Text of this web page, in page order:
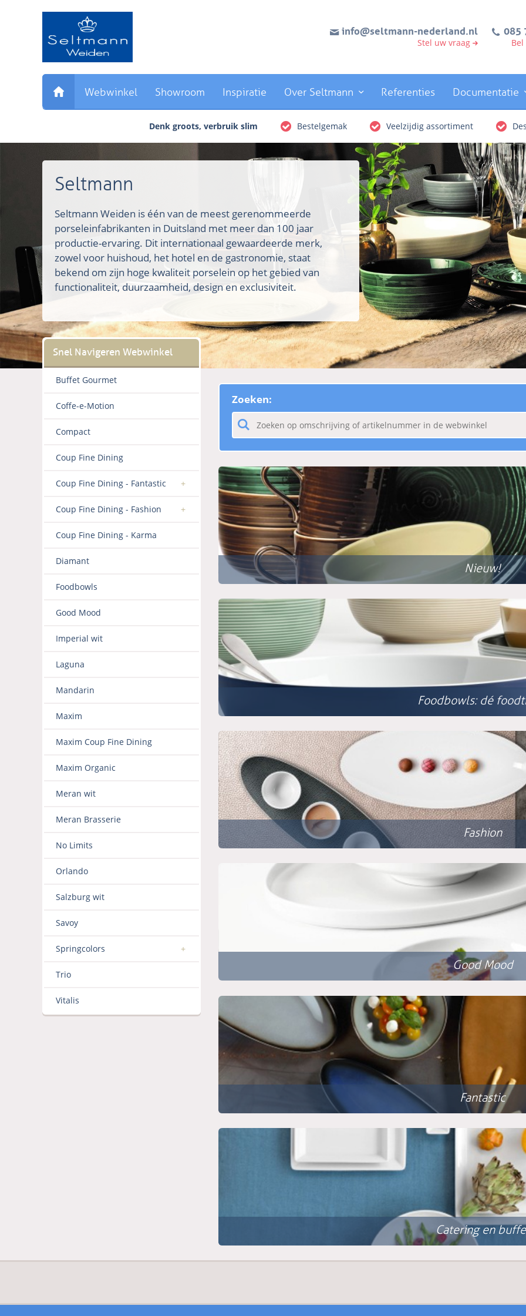
Direct
info@seltmann-nederland.nl
Stel uw vraag
085
Webwinkel Showroom Inspiratie Over Seltmann Referenties Documentatie
Denk groots, verbruik slim Bestelgemak Veelzijdig assortiment
Seltmann
Seltmann Weiden is één van de meest gerenommeerde
porseleinfabrikanten in Duitsland met meer dan 100 jaar
productie-ervaring. Dit internationaal gewaardeerde merk,
zowel voor huishoud, het hotel en de gastronomie, staat
bekend om zijn hoge kwaliteit porselein op het gebied van
functionaliteit, duurzaamheid, design en exclusiviteit.
Buffet Gourmet
Coffe-e-Motion
Compact
Coup Fine Dining
Coup Fine Dining - Fantastic
Coup Fine Dining - Fashion
Coup Fine Dining - Karma
Diamant
Foodbowls
Good Mood
Imperial wit
Laguna
Mandarin
Maxim
Maxim Coup Fine Dining
Maxim Organic
Meran wit
Meran Brasserie
No Limits
Orlando
Salzburg wit
Savoy
Springcolors
Trio
Vitalis
Zoeken:
Nieuw!
Foodbowls: dé
Fashion
Good Mood
Fantastic
Catering en